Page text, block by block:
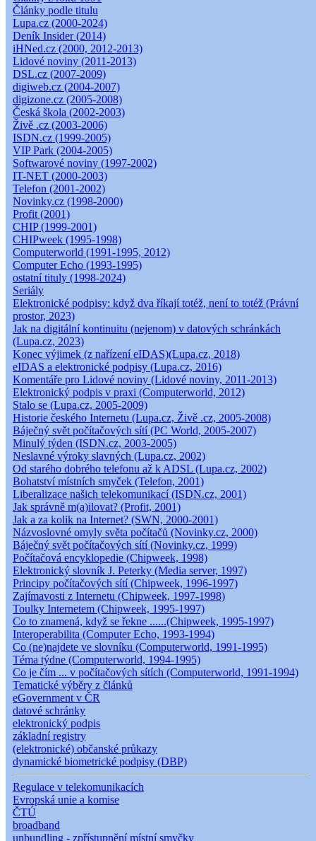
Články podle titulu
Lupa.cz (2000-2024)
Deník Insider (2014)
iHNed.cz (2000, 2012-2013)
Lidové noviny (2011-2013)
DSL.cz (2007-2009)
digiweb.cz (2004-2007)
digizone.cz (2005-2008)
Česká škola (2002-2003)
Živě .cz (2003-2006)
ISDN.cz (1999-2005)
VIP Park (2004-2005)
Softwarové noviny (1997-2002)
IT-NET (2000-2003)
Telefon (2001-2002)
Novinky.cz (1998-2000)
Profit (2001)
CHIP (1999-2001)
CHIPweek (1995-1998)
Computerworld (1991-1995, 2012)
Computer Echo (1993-1995)
ostatní tituly (1998-2024)
Seriály
Elektronické podpisy: když dva říkají totéž, není to totéž (Právní
prostor, 2023)
Jak na digitální kontinuitu (nejenom) v datových schránkách
(Lupa.cz, 2023)
Konec výjimek (z nařízení eIDAS)(Lupa.cz, 2018)
eIDAS a elektronické podpisy (Lupa.cz, 2016)
Komentáře pro Lidové noviny (Lidové noviny, 2011-2013)
Elektronický podpis v praxi (Computerworld, 2012)
Stalo se (Lupa.cz, 2005-2009)
Historie českého Internetu (Lupa.cz, Živě .cz, 2005-2008)
Báječný svět počítačových sítí (PC World, 2005-2007)
Minulý týden (ISDN.cz, 2003-2005)
Neslavné výroky slavných (Lupa.cz, 2002)
Od starého dobrého telefonu až k ADSL (Lupa.cz, 2002)
Bohatství místních smyček (Telefon, 2001)
Liberalizace našich telekomunikací (ISDN.cz, 2001)
Jak správně m(a)ilovat? (Profit, 2001)
Jak a za kolik na Internet? (SWN, 2000-2001)
Názvoslovné omyly světa počítačů (Novinky.cz, 2000)
Báječný svět počítačových sítí (Novinky.cz, 1999)
Počítačová encyklopedie (Chipweek, 1998)
Elektronický slovník J. Peterky (Media server, 1997)
Principy počítačových sítí (Chipweek, 1996-1997)
Zajímavosti z Internetu (Chipweek, 1997-1998)
Toulky Internetem (Chipweek, 1995-1997)
Co to znamená, když se řekne ......(Chipweek, 1995-1997)
Interoperabilita (Computer Echo, 1993-1994)
Co (ne)najdete ve slovníku (Computerworld, 1991-1995)
Téma týdne (Computerworld, 1994-1995)
Co je čím ... v počítačových sítích (Computerworld, 1991-1994)
Tematické výběry z článků
eGovernment v ČR
datové schránky
elektronický podpis
základní registry
(elektronické) občanské průkazy
dynamické biometrické podpisy (DBP)
Regulace v telekomunikacích
Evropská unie a komise
ČTÚ
broadband
unbundling - zpřístupnění místní smyčky